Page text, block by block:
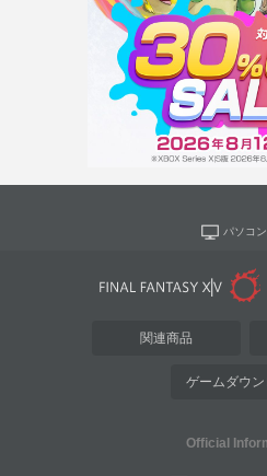
パソコ
関連商品
ゲームダウ
Official